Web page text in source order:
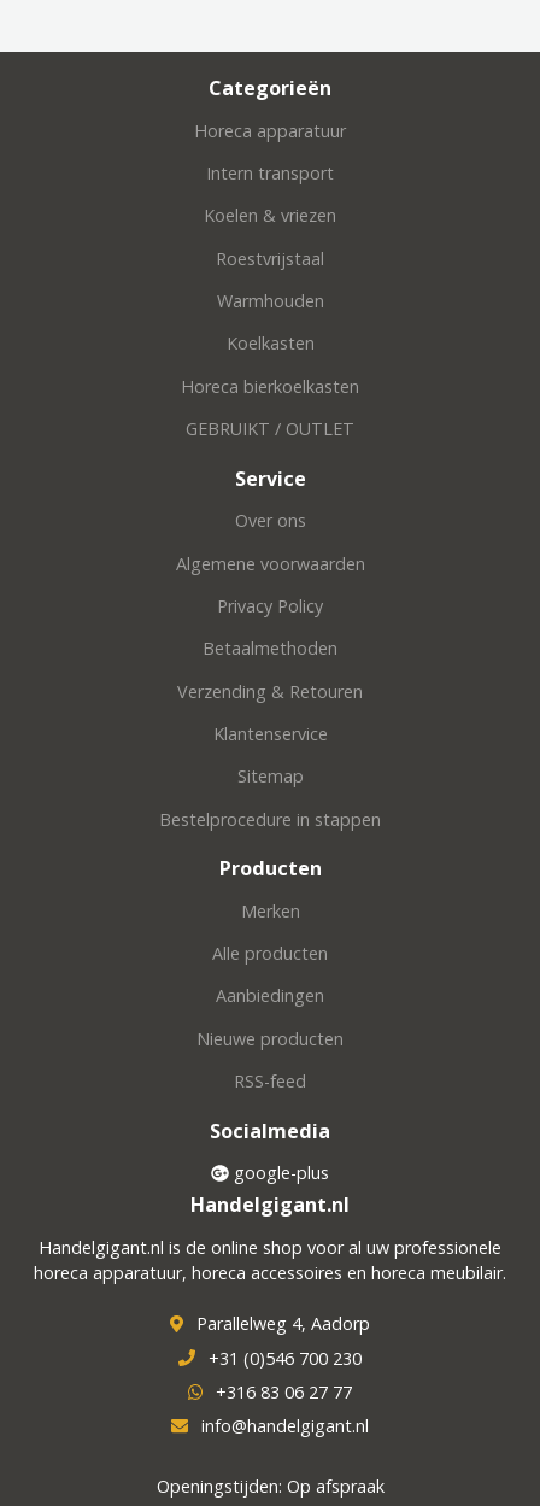
Categorieën
Horeca apparatuur
Intern transport
Koelen & vriezen
Roestvrijstaal
Warmhouden
Koelkasten
Horeca bierkoelkasten
GEBRUIKT / OUTLET
Service
Over ons
Algemene voorwaarden
Privacy Policy
Betaalmethoden
Verzending & Retouren
Klantenservice
Sitemap
Bestelprocedure in stappen
Producten
Merken
Alle producten
Aanbiedingen
Nieuwe producten
RSS-feed
Socialmedia
google-plus
Handelgigant.nl
Handelgigant.nl is de online shop voor al uw professionele
horeca apparatuur, horeca accessoires en horeca meubilair.
Parallelweg 4, Aadorp
+31 (0)546 700 230
+316 83 06 27 77
info@handelgigant.nl
Openingstijden: Op afspraak